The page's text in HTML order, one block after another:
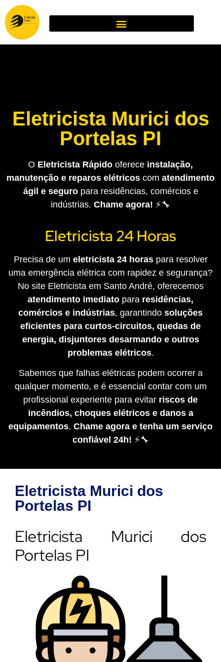
Eletricista Murici dos
Portelas PI
O Eletricista Rápido oferece instalação,
manutenção e reparos elétricos com atendimento
ágil e seguropara residências, comércios e
indústrias. Chame agora! ⚡🔧
Eletricista 24 Horas
Precisa de um eletricista 24 horaspara resolver
uma emergência elétrica com rapidez e segurança?
No site Eletricista em Santo André, oferecemos
atendimento imediato para residências,
comércios e indústrias, garantindo soluções
eficientes para curtos-circuitos, quedas de
energia, disjuntores desarmando e outros
problemas elétricos.
Sabemos que falhas elétricas podem ocorrer a
qualquer momento, e é essencial contar com um
profissional experiente para evitar riscos de
incêndios, choques elétricos e danos a
equipamentos. Chame agora e tenha um serviço
confiável 24h! ⚡🔧
Eletricista Murici dos
Portelas PI
Eletricista Murici dos
Portelas PI